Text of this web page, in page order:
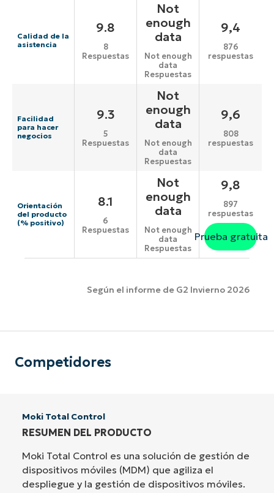
Calidad de la
asistencia
9.8
8
Respuestas
Not
enough
data
Not enough
data
Respuestas
9,4
876
respuestas
Facilidad
para hacer
negocios
9.3
5
Respuestas
Not
enough
data
Not enough
data
Respuestas
9,6
808
respuestas
Orientación
del producto
(% positivo)
8.1
6
Respuestas
Not
enough
data
Not enough
data
Respuestas
9,8
897
respuestas
Prueba gratuita
Según el informe de G2 Invierno 2026
Competidores
Moki Total Control
RESUMEN DEL PRODUCTO
Moki Total Control es una solución de gestión de
dispositivos móviles (MDM) que agiliza el
despliegue y la gestión de dispositivos móviles.